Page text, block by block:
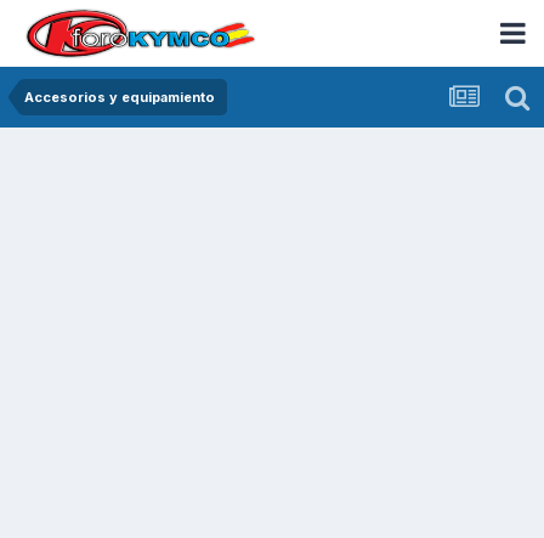
Accesorios y equipamiento